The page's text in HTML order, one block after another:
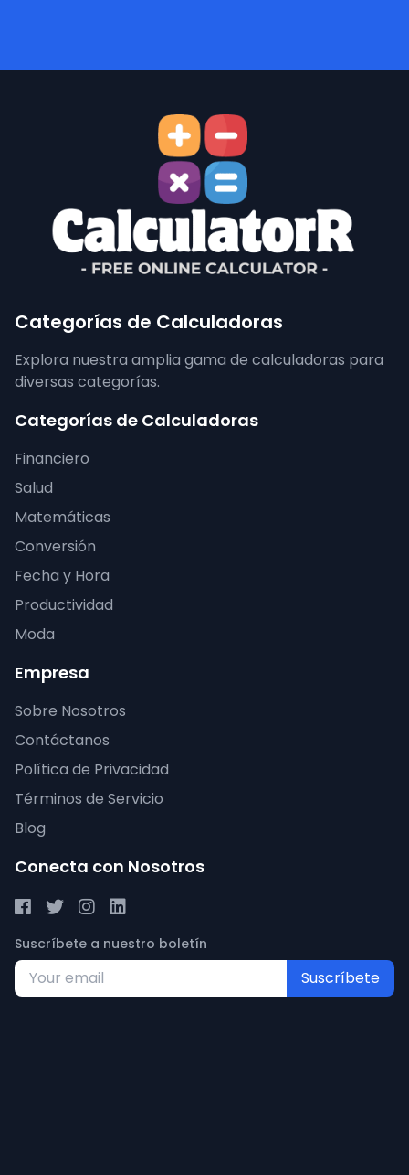
Categorías de Calculadoras
Explora nuestra amplia gama de calculadoras para
diversas categorías.
Categorías de Calculadoras
Financiero
Salud
Matemáticas
Conversión
Fecha y Hora
Productividad
Moda
Empresa
Sobre Nosotros
Contáctanos
Política de Privacidad
Términos de Servicio
Blog
Conecta con Nosotros
Suscríbete a nuestro boletín
Suscríbete